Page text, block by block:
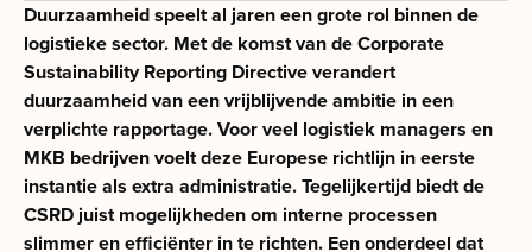
Duurzaamheid speelt al jaren een grote rol binnen de
logistieke sector. Met de komst van de Corporate
Sustainability Reporting Directive verandert
duurzaamheid van een vrijblijvende ambitie in een
verplichte rapportage. Voor veel logistiek managers en
MKB bedrijven voelt deze Europese richtlijn in eerste
instantie als extra administratie. Tegelijkertijd biedt de
CSRD juist mogelijkheden om interne processen
slimmer en efficiënter in te richten. Een onderdeel dat